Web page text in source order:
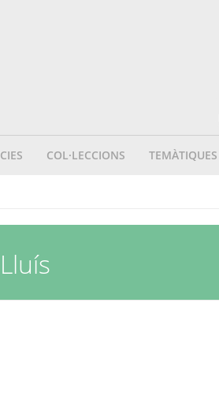
COL·LECCIONS TEMÀTIQUES